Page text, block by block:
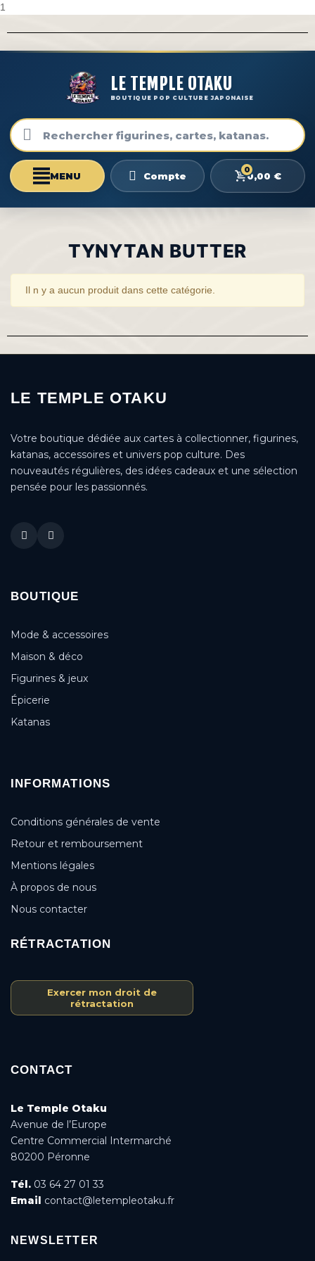
1
LE TEMPLE OTAKU
BOUTIQUE POP CULTURE JAPONAISE
Compte
0
0,00 €
TYNYTAN BUTTER
Il n y a aucun produit dans cette catégorie.
LE TEMPLE OTAKU
Votre boutique dédiée aux cartes à collectionner, figurines,
katanas, accessoires et univers pop culture. Des
nouveautés régulières, des idées cadeaux et une sélection
pensée pour les passionnés.
BOUTIQUE
Mode & accessoires
Maison & déco
Figurines & jeux
Épicerie
Katanas
INFORMATIONS
Conditions générales de vente
Retour et remboursement
Mentions légales
À propos de nous
Nous contacter
RÉTRACTATION
Exercer mon droit de
rétractation
CONTACT
Le Temple Otaku
Avenue de l’Europe
Centre Commercial Intermarché
80200 Péronne
Tél. 03 64 27 01 33
Email contact@letempleotaku.fr
NEWSLETTER